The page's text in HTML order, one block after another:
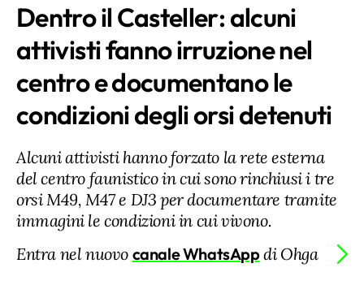
Dentro il Casteller: alcuni
attivisti fanno irruzione nel
centro e documentano le
condizioni degli orsi detenuti
Alcuni attivisti hanno forzato la rete esterna
del centro faunistico in cui sono rinchiusi i tre
orsi M49, M47 e DJ3 per documentare tramite
immagini le condizioni in cui vivono.
Entra nel nuovo canale WhatsAppdi Ohga